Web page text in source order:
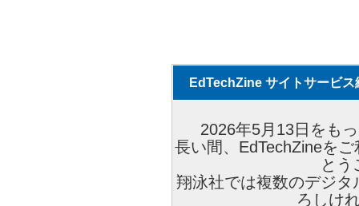
EdTechZine サイトサービス
2026年5月13日をも
長い間、EdTechZineを
とう
翔泳社では複数のデジ
ろしけ